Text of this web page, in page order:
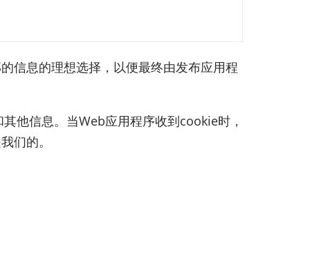
信息的理想选择，以便最终由发布应用程
他信息。当Web应用程序收到cookie时，
们的。